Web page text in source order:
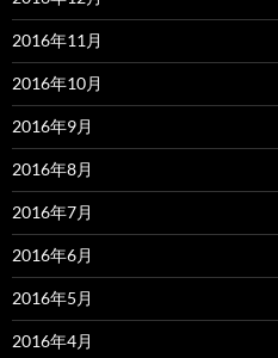
2016年11月
2016年10月
2016年9月
2016年8月
2016年7月
2016年6月
2016年5月
2016年4月